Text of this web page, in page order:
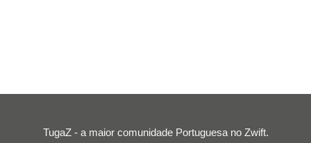
TugaZ - a maior comunidade Portuguesa no Zwift.